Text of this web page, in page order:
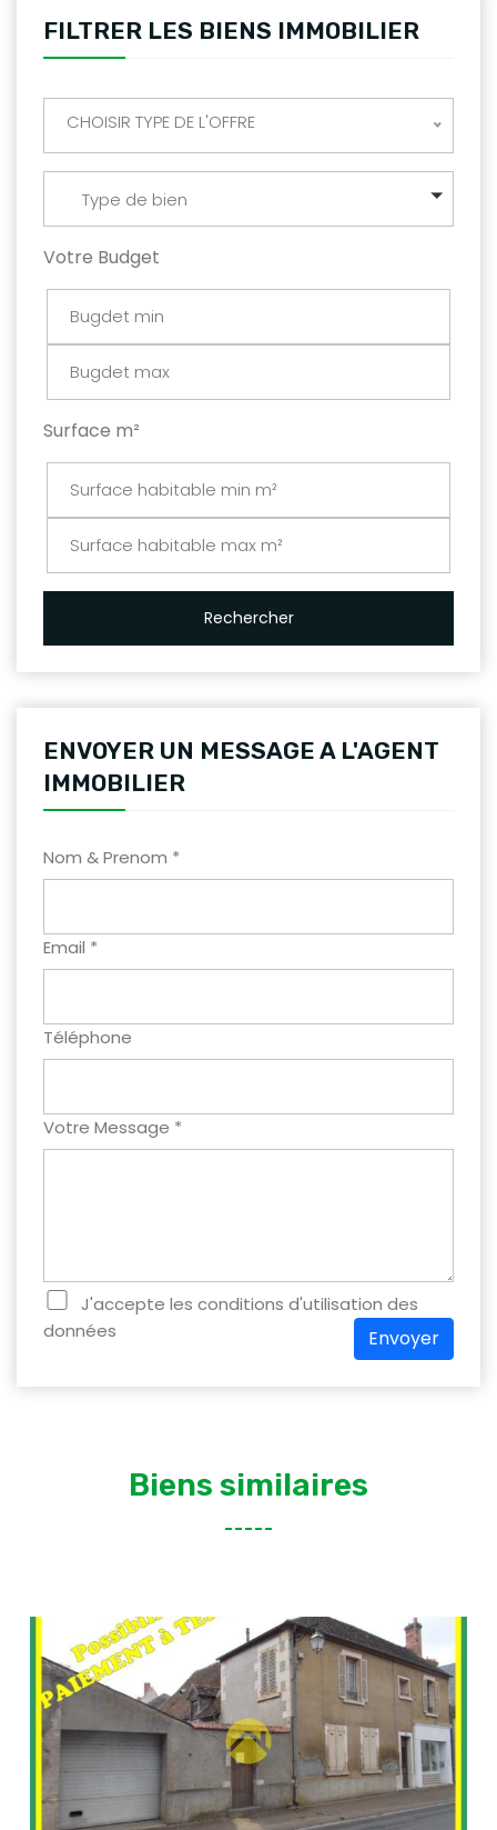
FILTRER LES BIENS IMMOBILIER
CHOISIR TYPE DE L'OFFRE
Type de bien
Votre Budget
Surface m²
Rechercher
ENVOYER UN MESSAGE A L'AGENT
IMMOBILIER
Nom & Prenom *
Email *
Téléphone
Votre Message *
J'accepte les conditions d'utilisation des
données
Envoyer
Biens similaires